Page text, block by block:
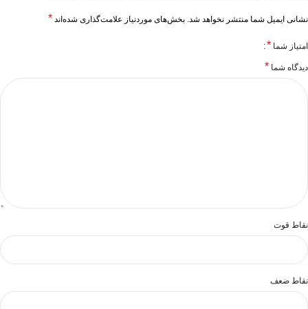
نشانی ایمیل شما منتشر نخواهد شد. بخش‌های موردنیاز علامت‌گذاری شده‌اند *
امتیاز شما *
دیدگاه شما *
نقاط قوت
نقاط ضعف